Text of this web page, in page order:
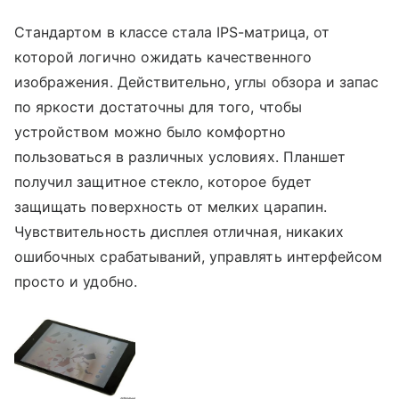
Стандартом в классе стала IPS-матрица, от
которой логично ожидать качественного
изображения. Действительно, углы обзора и запас
по яркости достаточны для того, чтобы
устройством можно было комфортно
пользоваться в различных условиях. Планшет
получил защитное стекло, которое будет
защищать поверхность от мелких царапин.
Чувствительность дисплея отличная, никаких
ошибочных срабатываний, управлять интерфейсом
просто и удобно.